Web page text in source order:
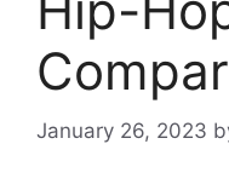
January 26, 2023